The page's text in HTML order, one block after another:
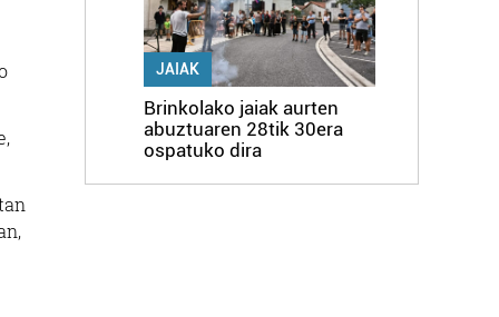
JAIAK
Brinkolako jaiak aurten
abuztuaren 28tik 30era
ospatuko dira